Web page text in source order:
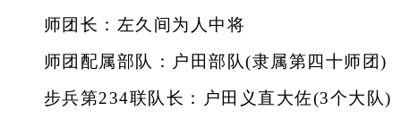
师团长：左久间为人中将
师团配属部队：户田部队(隶属第四十师团)
步兵第234联队长：户田义直大佐(3个大队)